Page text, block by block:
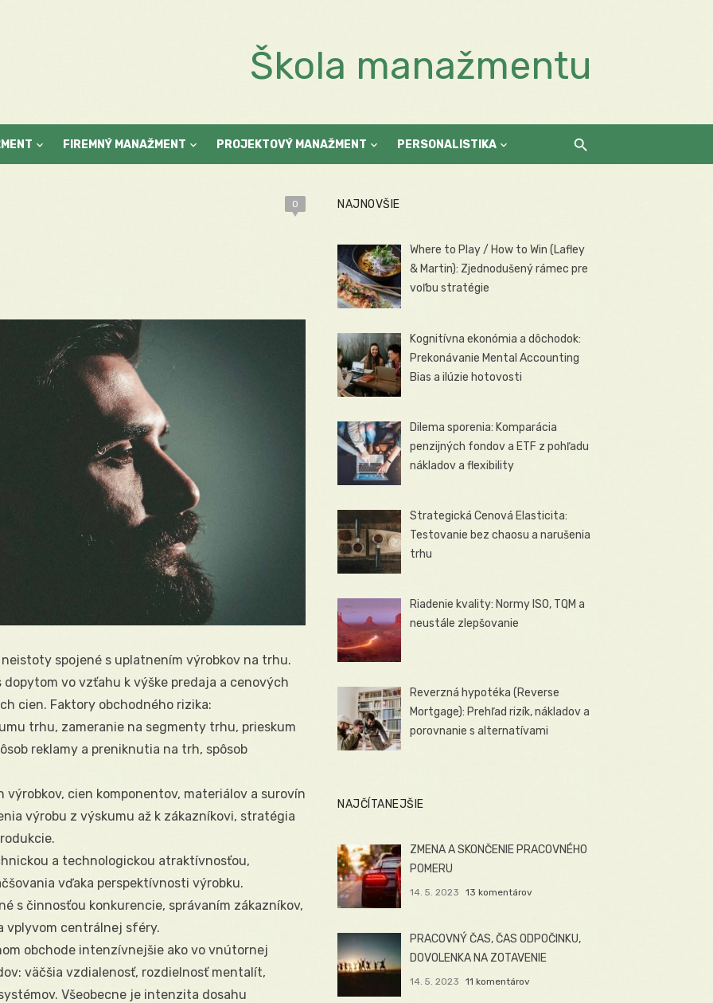
Škola manažmentu
FIREMNÝ MANAŽMENT PROJEKTOVÝ MANAŽMENT PERSONALISTIKA
0
spojené s uplatnením výrobkov na trhu.
vo vzťahu k výške predaja a cenových
cien. Faktory obchodného rizika:
trhu, zameranie na segmenty trhu, prieskum
reklamy a preniknutia na trh, spôsob
cien komponentov, materiálov a surovín
výrobu z výskumu až k zákazníkovi, stratégia
a technologickou atraktívnosťou,
vďaka perspektívnosti výrobku.
s činnosťou konkurencie, správaním zákazníkov,
vplyvom centrálnej sféry.
obchode intenzívnejšie ako vo vnútornej
väčšia vzdialenosť, rozdielnosť mentalít,
Všeobecne je intenzita dosahu
NAJNOVŠIE
Where to Play / How to Win (Lafley
& Martin): Zjednodušený rámec pre
voľbu stratégie
Kognitívna ekonómia a dôchodok:
Prekonávanie Mental Accounting
Bias a ilúzie hotovosti
Dilema sporenia: Komparácia
penzijných fondov a ETF z pohľadu
nákladov a flexibility
Strategická Cenová Elasticita:
Testovanie bez chaosu a narušenia
trhu
Riadenie kvality: Normy ISO, TQM a
neustále zlepšovanie
Reverzná hypotéka (Reverse
Mortgage): Prehľad rizík, nákladov a
porovnanie s alternatívami
NAJČÍTANEJŠIE
ZMENA A SKONČENIE PRACOVNÉHO
POMERU
14. 5. 2023 13 komentárov
PRACOVNÝ ČAS, ČAS ODPOČINKU,
DOVOLENKA NA ZOTAVENIE
14. 5. 2023 11 komentárov